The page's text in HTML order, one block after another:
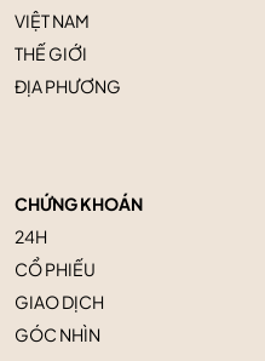
VIỆT NAM
THẾ GIỚI
ĐỊA PHƯƠNG
CHỨNG KHOÁN
24H
CỔ PHIẾU
GIAO DỊCH
GÓC NHÌN